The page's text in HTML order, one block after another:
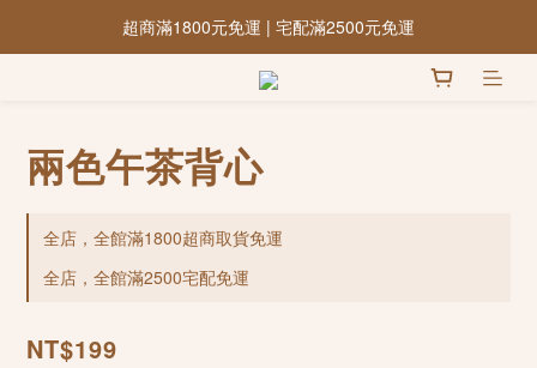
超商滿1800元免運 | 宅配滿2500元免運
兩色午茶背心
全店，全館滿1800超商取貨免運
全店，全館滿2500宅配免運
NT$199